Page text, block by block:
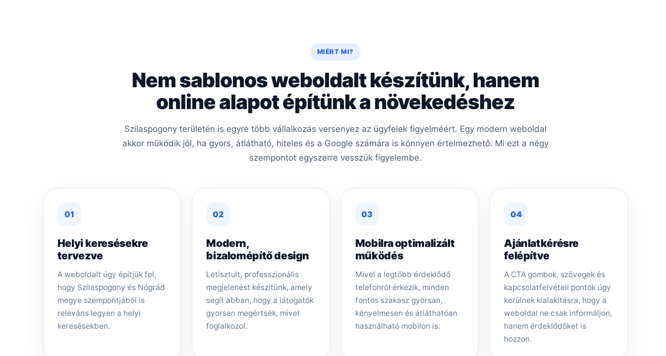
MIÉRT MI?
Nem sablonos weboldalt készítünk, hanem
online alapot építünk a növekedéshez
Szilaspogony területén is egyre több vállalkozás versenyez az ügyfelek figyelméért. Egy modern weboldal
akkor működik jól, ha gyors, átlátható, hiteles és a Google számára is könnyen értelmezhető. Mi ezt a négy
szempontot egyszerre vesszük figyelembe.
01
Helyi keresésekre
tervezve
A weboldalt úgy építjük fel,
hogy Szilaspogony és Nógrád
megye szempontjából is
releváns legyen a helyi
keresésekben.
02
Modern,
bizalomépítő design
Letisztult, professzionális
megjelenést készítünk, amely
segít abban, hogy a látogatók
gyorsan megértsék, mivel
foglalkozol.
03
Mobilra optimalizált
működés
Mivel a legtöbb érdeklődő
telefonról érkezik, minden
fontos szakasz gyorsan,
kényelmesen és átláthatóan
használható mobilon is.
04
Ajánlatkérésre
felépítve
A CTA gombok, szövegek és
kapcsolatfelvételi pontok úgy
kerülnek kialakításra, hogy a
weboldal ne csak informáljon,
hanem érdeklődőket is
hozzon.